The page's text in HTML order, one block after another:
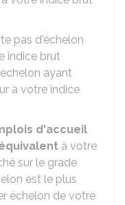
pas d'échelon
indice brut
ayant
à votre indice
d'accueil
à votre
sur le grade
est le plus
échelon de votre